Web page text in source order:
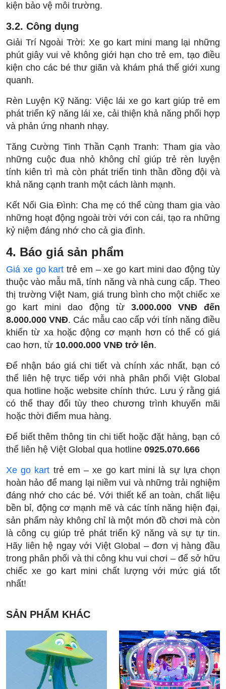
kiện bảo vệ môi trường.
3.2. Công dụng
Giải Trí Ngoài Trời: Xe go kart mini mang lại những
phút giây vui vẻ không giới hạn cho trẻ em, tạo điều
kiện cho các bé thư giãn và khám phá thế giới xung
quanh.
Rèn Luyện Kỹ Năng: Việc lái xe go kart giúp trẻ em
phát triển kỹ năng lái xe, cải thiện khả năng phối hợp
và phản ứng nhanh nhạy.
Tăng Cường Tinh Thần Cạnh Tranh: Tham gia vào
những cuộc đua nhỏ không chỉ giúp trẻ rèn luyện
tính kiên trì mà còn phát triển tinh thần đồng đội và
khả năng cạnh tranh một cách lành mạnh.
Kết Nối Gia Đình: Cha mẹ có thể cùng tham gia vào
những hoạt động ngoài trời với con cái, tạo ra những
kỷ niệm đáng nhớ cho cả gia đình.
4. Báo giá sản phẩm
Giá xe go kart trẻ em – xe go kart mini dao động tùy
thuộc vào mẫu mã, tính năng và nhà cung cấp. Theo
thị trường Việt Nam, giá trung bình cho một chiếc xe
go kart mini dao động từ 3.000.000 VNĐ đến
8.000.000 VNĐ. Các mẫu cao cấp với tính năng điều
khiển từ xa hoặc động cơ mạnh hơn có thể có giá
cao hơn, từ 10.000.000 VNĐ trở lên.
Để nhận báo giá chi tiết và chính xác nhất, bạn có
thể liên hệ trực tiếp với nhà phân phối Việt Global
qua hotline hoặc website chính thức. Lưu ý rằng giá
có thể thay đổi tùy theo chương trình khuyến mãi
hoặc thời điểm mua hàng.
Để biết thêm thông tin chi tiết hoặc đặt hàng, bạn có
thể liên hệ Việt Global qua hotline 0925.070.666
Xe go kart trẻ em – xe go kart mini là sự lựa chọn
hoàn hảo để mang lại niềm vui và những trải nghiệm
đáng nhớ cho các bé. Với thiết kế an toàn, chất liệu
bền bỉ, động cơ mạnh mẽ và các tính năng hiện đại,
sản phẩm này không chỉ là một món đồ chơi mà còn
là công cụ giúp trẻ phát triển kỹ năng và sự tự tin.
Hãy liên hệ ngay với Việt Global – đơn vị hàng đầu
trong phân phối và thi công khu vui chơi – để sở hữu
chiếc xe go kart mini chất lượng với mức giá tốt
nhất!
SẢN PHẨM KHÁC